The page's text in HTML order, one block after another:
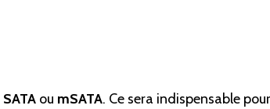
SATA ou mSATA. Ce sera indispensable